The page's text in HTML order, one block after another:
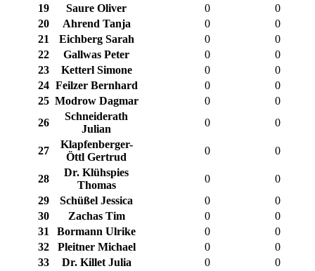
19
Saure Oliver 0
0
20
Ahrend Tanja 0
0
21
Eichberg Sarah 0
0
22
Gallwas Peter 0
0
23
Ketterl Simone 0
0
24 Feilzer Bernhard 0
0
25 Modrow Dagmar 0
0
26
Schneiderath
Julian
0 0
27
Klapfenberger-
Öttl Gertrud
0 0
28
Dr. Klühspies
Thomas
0
0
29
Schüßel Jessica 0
0
30
Zachas Tim 0
0
31
Bormann Ulrike 0
0
32
Pleitner Michael 0
0
33
Dr. Killet Julia 0
0